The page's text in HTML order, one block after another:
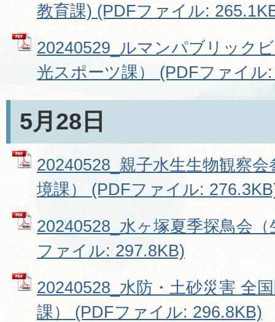
教育課) (PDFファイル:
20240529_ルマンパブリック
光スポーツ課） (PDFファイル
5月28日
20240528_親子水生生物観察
境課） (PDFファイル:
20240528_水ヶ塚夏季探鳥会
ファイル: 297.8KB)
20240528_水防・土砂災害 全
課） (PDFファイル: 296.8KB)